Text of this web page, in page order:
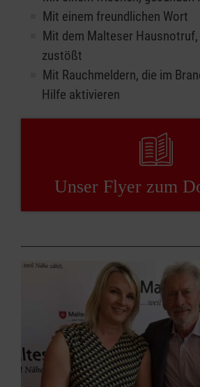
Mit einem freundlichen Wort
Mit dem Malteser
zustößt
Mit Rauchmeldern, die im
Hilfe aktivieren
Unser Flyer zum